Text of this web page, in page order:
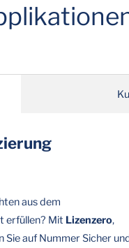
aus dem
erfüllen? Mit Lizenzero,
Sie auf Nummer Sicher